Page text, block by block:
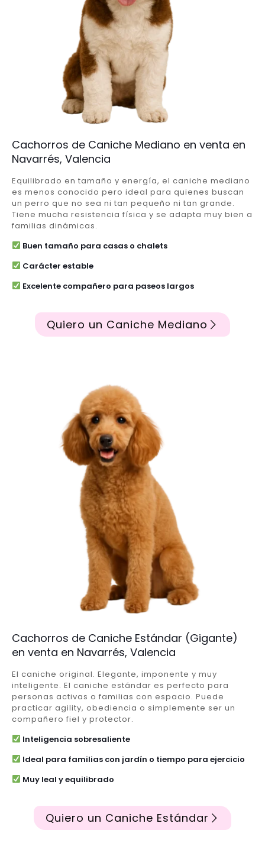
Cachorros de Caniche Mediano en venta en
Navarrés, Valencia
Equilibrado en tamaño y energía, el caniche mediano
es menos conocido pero ideal para quienes buscan
un perro que no sea ni tan pequeño ni tan grande.
Tiene mucha resistencia física y se adapta muy bien a
familias dinámicas.
Buen tamaño para casas o chalets
Carácter estable
Excelente compañero para paseos largos
Quiero un Caniche Mediano
Cachorros de Caniche Estándar (Gigante)
en venta en Navarrés, Valencia
El caniche original. Elegante, imponente y muy
inteligente. El caniche estándar es perfecto para
personas activas o familias con espacio. Puede
practicar agility, obediencia o simplemente ser un
compañero fiel y protector.
Inteligencia sobresaliente
Ideal para familias con jardín o tiempo para ejercicio
Muy leal y equilibrado
Quiero un Caniche Estándar